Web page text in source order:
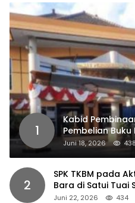
1
Kabid
Pembelian
Dipaksakan
Juni 18, 2026 438
2
SPK TKBM pada
Bara di Satui Tuai
Juni 22, 2026 434